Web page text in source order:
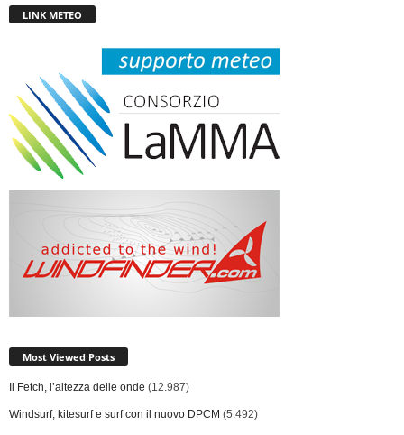
LINK METEO
Most Viewed Posts
Il Fetch, l’altezza delle onde (12.987)
Windsurf, kitesurf e surf con il nuovo DPCM (5.492)